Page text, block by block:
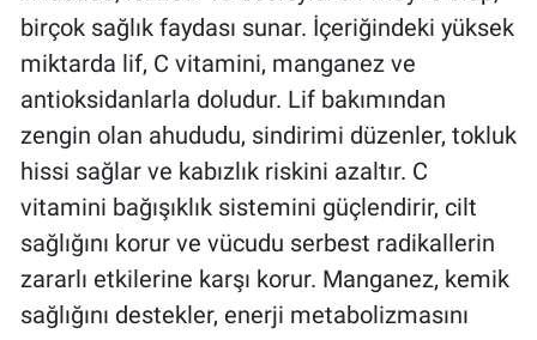
birçok sağlık faydası sunar. İçeriğindeki yüksek
miktarda lif, C vitamini, manganez ve
antioksidanlarla doludur. Lif bakımından
zengin olan ahududu, sindirimi düzenler, tokluk
hissi sağlar ve kabızlık riskini azaltır. C
vitamini bağışıklık sistemini güçlendirir, cilt
sağlığını korur ve vücudu serbest radikallerin
zararlı etkilerine karşı korur. Manganez, kemik
sağlığını destekler, enerji metabolizmasını